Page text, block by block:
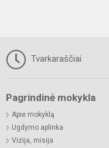
Tvarkaraščiai
Pagrindinė mokykla
Apie mokyklą
Ugdymo aplinka
Vizija, misija